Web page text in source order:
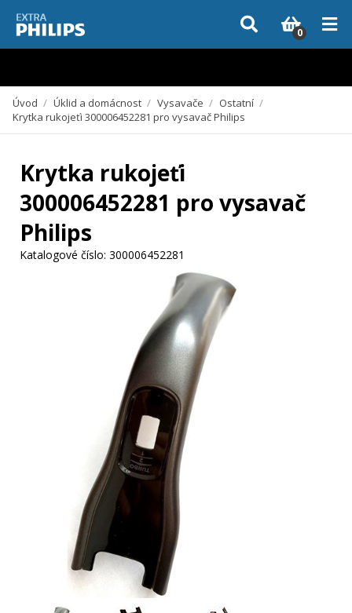
Vzhledem k aktuální situaci se může dodání dílů, které nejsou skladem,
zpozdit. Děkujeme za pochopení.
0
Úvod / Úklid a domácnost / Vysavače / Ostatní /
Krytka rukojeťi 300006452281 pro vysavač Philips
Krytka rukojeťi
300006452281 pro vysavač
Philips
Katalogové číslo: 300006452281